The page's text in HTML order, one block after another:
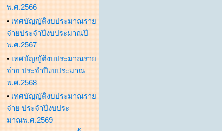
พ.ศ.2566
• เทศบัญญัติงบประมาณราย
จ่ายประจำปีงบประมาณปี
พ.ศ.2567
• เทศบัญญัติงบประมาณราย
จ่าย ประจำปีงบประมาณ
พ.ศ.2568
• เทศบัญญัติงบประมาณราย
จ่าย ประจำปีงบประ
มาณพ.ศ.2569